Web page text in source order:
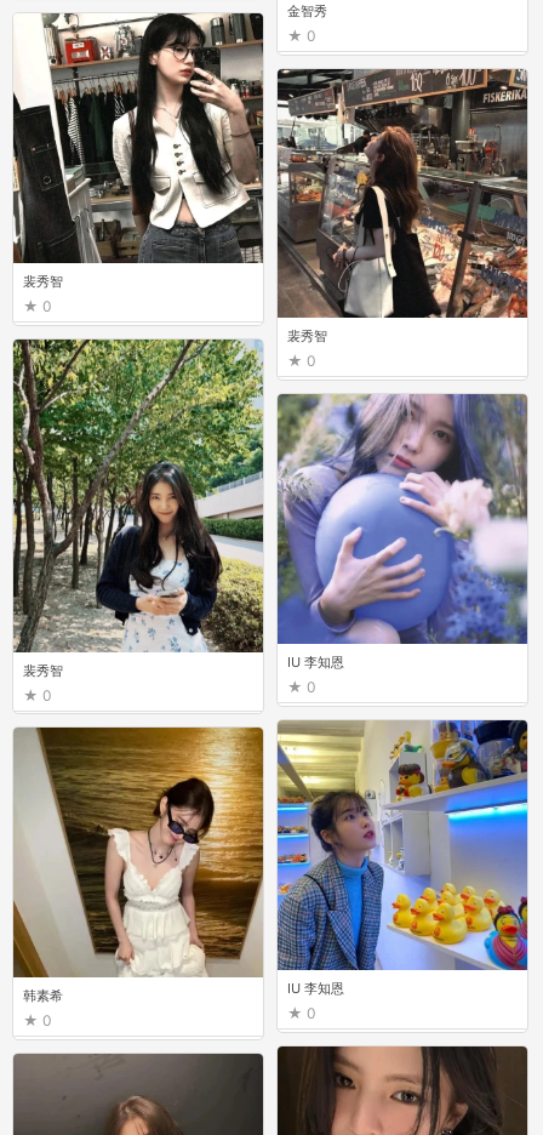
0
裴秀智
0
金智秀
0
裴秀智
0
IU 李知恩
0
韩素希
0
裴秀智
0
IU 李知恩
0